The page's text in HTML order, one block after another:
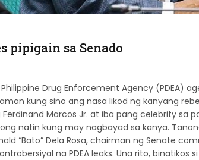
pipigain sa Senado
Drug Enforcement Agency (PDEA)
kung sino ang nasa likod ng kanyang
Marcos Jr. at iba pang celebrity sa
natin kung may nagbayad sa kanya.
“Bato” Dela Rosa, chairman ng Senate
na PDEA leaks. Una rito, binatikos